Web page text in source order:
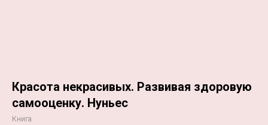
Красота некрасивых. Развивая здоровую
самооценку. Нуньес
Книга